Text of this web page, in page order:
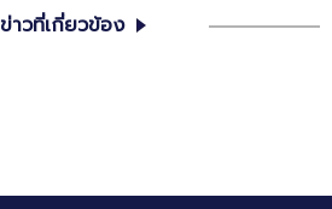
ข่าวที่เกี่ยวข้อง